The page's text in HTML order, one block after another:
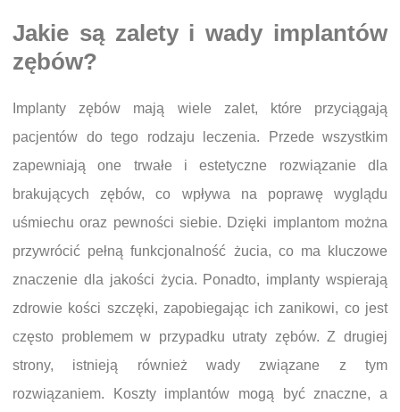
Jakie są zalety i wady implantów
zębów?
Implanty zębów mają wiele zalet, które przyciągają
pacjentów do tego rodzaju leczenia. Przede wszystkim
zapewniają one trwałe i estetyczne rozwiązanie dla
brakujących zębów, co wpływa na poprawę wyglądu
uśmiechu oraz pewności siebie. Dzięki implantom można
przywrócić pełną funkcjonalność żucia, co ma kluczowe
znaczenie dla jakości życia. Ponadto, implanty wspierają
zdrowie kości szczęki, zapobiegając ich zanikowi, co jest
często problemem w przypadku utraty zębów. Z drugiej
strony, istnieją również wady związane z tym
rozwiązaniem. Koszty implantów mogą być znaczne, a